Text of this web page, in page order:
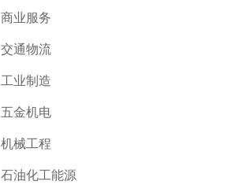
商业服务
交通物流
工业制造
五金机电
机械工程
石油化工能源